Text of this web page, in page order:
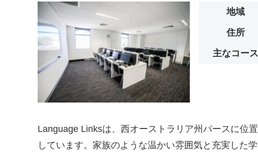
地域
住所
主なコース
Language Linksは、西オーストラリア州パースに位
しています。家族のような温かい雰囲気と充実した